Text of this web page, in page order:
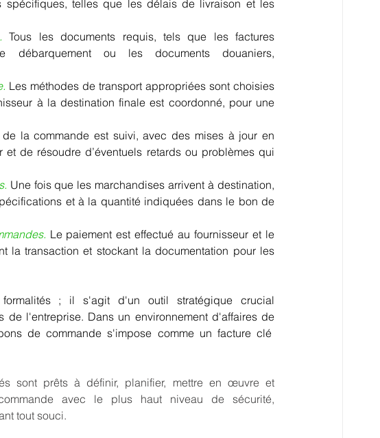
spécifiques, telles que les délais de livraison et les
Tous les documents requis, tels que les factures
débarquement ou les documents douaniers,
Les méthodes de transport appropriées sont choisies
à la destination finale est coordonné, pour une
de la commande est suivi, avec des mises à jour en
et de résoudre d’éventuels retards ou problèmes qui
Une fois que les marchandises arrivent à destination,
et à la quantité indiquées dans le bon de
Le paiement est effectué au fournisseur et le
la transaction et stockant la documentation pour les
; il s'agit d'un outil stratégique crucial
de l'entreprise. Dans un environnement d'affaires de
de commande s'impose comme un facture clé
sont prêts à définir, planifier, mettre en œuvre et
avec le plus haut niveau de sécurité,
tout souci.